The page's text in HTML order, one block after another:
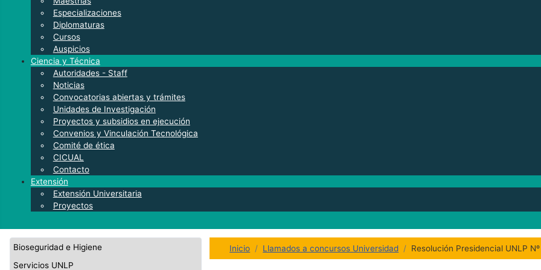
Especializaciones
Diplomaturas
Cursos
Auspicios
Ciencia y Técnica
Autoridades - Staff
Noticias
Convocatorias abiertas y trámites
Unidades de Investigación
Proyectos y subsidios en ejecución
Convenios y Vinculación Tecnológica
Comité de ética
CICUAL
Contacto
Extensión
Extensión Universitaria
Proyectos
Bioseguridad e Higiene
Servicios UNLP
Inicio Llamados a concursos Universidad Resolución Presidencial UNLP